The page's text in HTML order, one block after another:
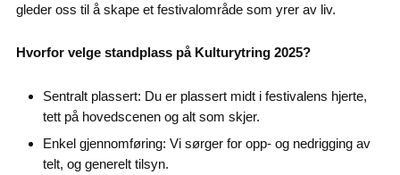
gleder oss til å skape et festivalområde som yrer av liv.
Hvorfor velge standplass på Kulturytring 2025?
Sentralt plassert: Du er plassert midt i festivalens hjerte,
tett på hovedscenen og alt som skjer.
Enkel gjennomføring: Vi sørger for opp- og nedrigging av
telt, og generelt tilsyn.